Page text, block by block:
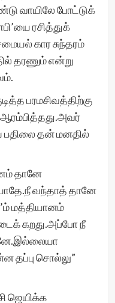
வாயிலே போட்டுக்
ரசித்துக்
கார சுந்தரம்
தரணும் என்று
பரமசிவத்திற்கு
பதிலை தன் மனதில்
தானே
வந்தாத் தானே
மத்தியானம்
கறது.அப்போ நீ
தப்பு சொல்லு”
ஜெயிக்க